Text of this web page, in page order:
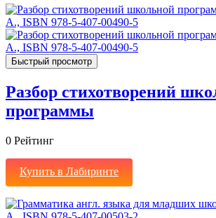
Быстрый просмотр
Разбор стихотворений
программы
0 Рейтинг
Купить в Лабиринте